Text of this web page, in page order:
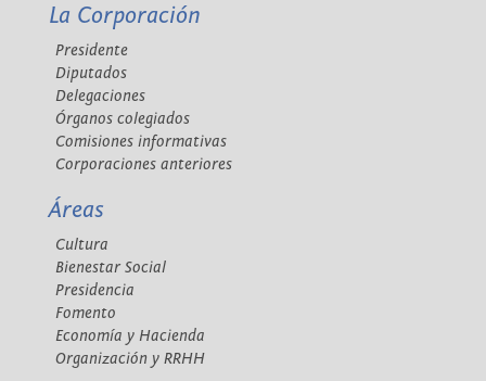
La Corporación
Presidente
Diputados
Delegaciones
Órganos colegiados
Comisiones informativas
Corporaciones anteriores
Áreas
Cultura
Bienestar Social
Presidencia
Fomento
Economía y Hacienda
Organización y RRHH